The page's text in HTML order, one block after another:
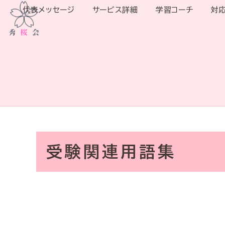
代表メッセージ サービス詳細 学習コーチ 対
受験関連用語集